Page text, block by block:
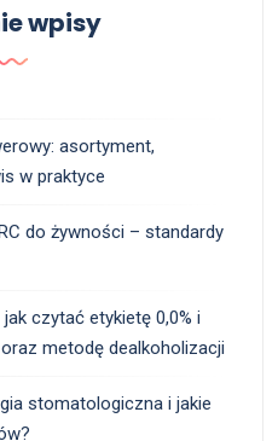
wpisy
asortyment,
w praktyce
do żywności – standardy
czytać etykietę 0,0% i
metodę dealkoholizacji
stomatologiczna i jakie